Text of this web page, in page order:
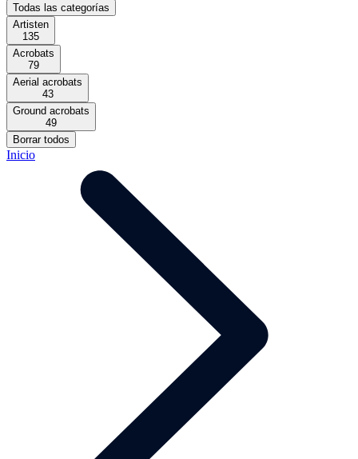
Todas las categorías
Artisten
135
Acrobats
79
Aerial acrobats
43
Ground acrobats
49
Borrar todos
Inicio